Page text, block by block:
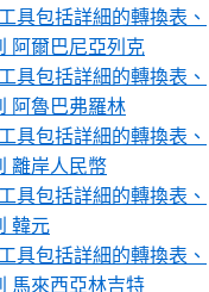
具包括詳細的轉換表、
阿爾巴尼亞列克
具包括詳細的轉換表、
阿魯巴弗羅林
具包括詳細的轉換表、
離岸人民幣
具包括詳細的轉換表、
韓元
具包括詳細的轉換表、
馬來西亞林吉特